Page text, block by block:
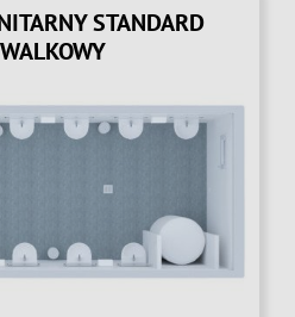
STANDARD